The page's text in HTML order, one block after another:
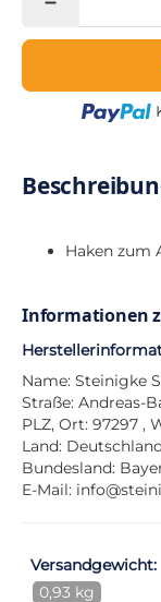
Haken zum
Informationen
Name: Steinigke
Straße: Andreas-
PLZ, Ort: 97297 ,
Land: Deutschland
Bundesland:
E-Mail:
Versandgewicht:
0,93 kg